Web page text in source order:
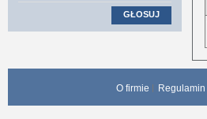
GŁOSUJ
O firmie Regulamin